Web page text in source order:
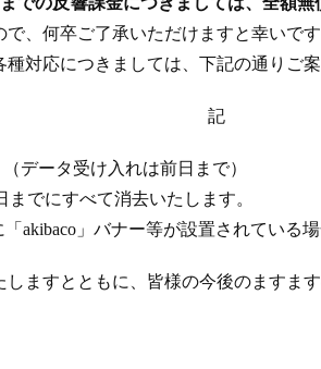
、何卒ご了承いただけますと幸いです
対応につきましては、下記の通りご案
記
データ受け入れは前日まで）
までにすべて消去いたします。
akibaco」バナー等が設置されている
ますとともに、皆様の今後のますま